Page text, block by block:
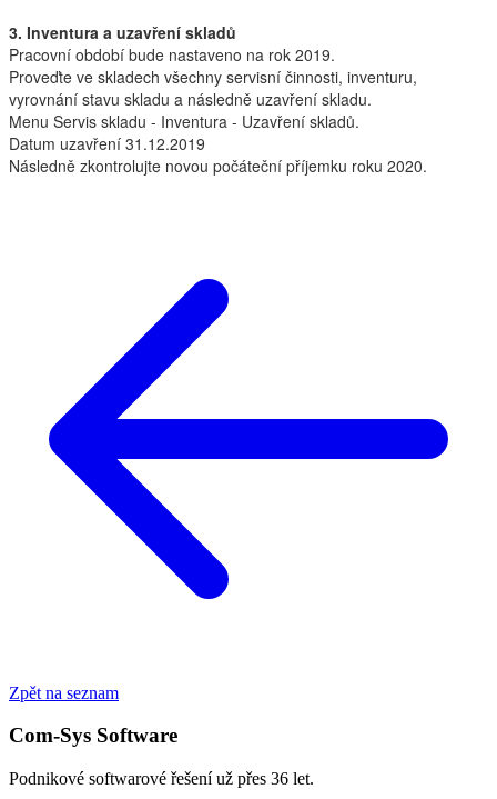
3. Inventura a uzavření skladů
Pracovní období bude nastaveno na rok 2019.
Proveďte ve skladech všechny servisní činnosti, inventuru,
vyrovnání stavu skladu a následně uzavření skladu.
Menu Servis skladu - Inventura - Uzavření skladů.
Datum uzavření 31.12.2019
Následně zkontrolujte novou počáteční příjemku roku 2020.
Zpět na seznam
Com-Sys Software
Podnikové softwarové řešení už přes 36 let.